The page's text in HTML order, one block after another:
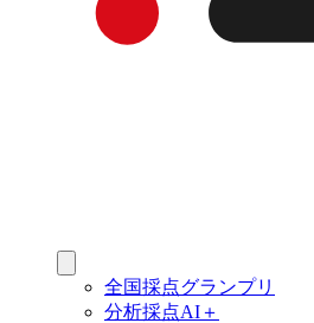
全国採点グランプリ
分析採点AI＋